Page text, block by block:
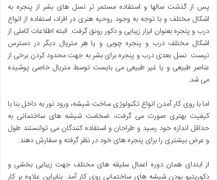
پس از گذشت سالها و استفاده مستمر تر نسل های بشر از پنجره به
اشکال مختلف و با توجه به وجود روحیه هنری در افراد، استفاده از انواع
درب و پنجره بعنوان ابزار زیبایی و دکور رونق گرفت. البته اطلاعات کاملی از
اشکال مختلف درب و پنجره چوبی و یا هر متریال دیگر در دسترس
نیست. نسل بعدی درب و پنجره برای بشر به جهت محدود کردن برخی از
عناصر طبیعی و یا غیر طبیعی می بایست توسط متریال خاصی پوشیده
می شد.
اما با روی کار آمدن انواع تکنولوژی ساخت شیشه، ورود نور به داخل بنا با
کیفیت بهتری صورت می گرفت، ضخامت شیشه های ساختمانی به
حداقل اندازه خود رسید و طراحان و استفاده کنندگان می توانستند طول
و عرض بیشتری را برای پنجره های خود در نظر گرفته و سفارش دهند.
از ابتدای همان دوره اعمال سلیقه های مختلف جهت زیبایی بخشی و
دکوریتیو بودن شیشه های ساختمانی روی کار آمد. بنابراین علاوه بر کار